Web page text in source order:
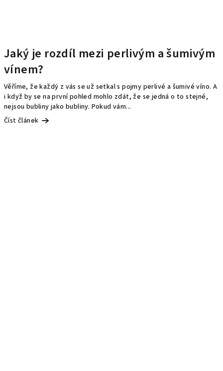
Jaký je rozdíl mezi perlivým a šumivým
vínem?
Věříme, že každý z vás se už setkal s pojmy perlivé a šumivé víno. A
i když by se na první pohled mohlo zdát, že se jedná o to stejné,
nejsou bubliny jako bubliny. Pokud vám...
Číst článek